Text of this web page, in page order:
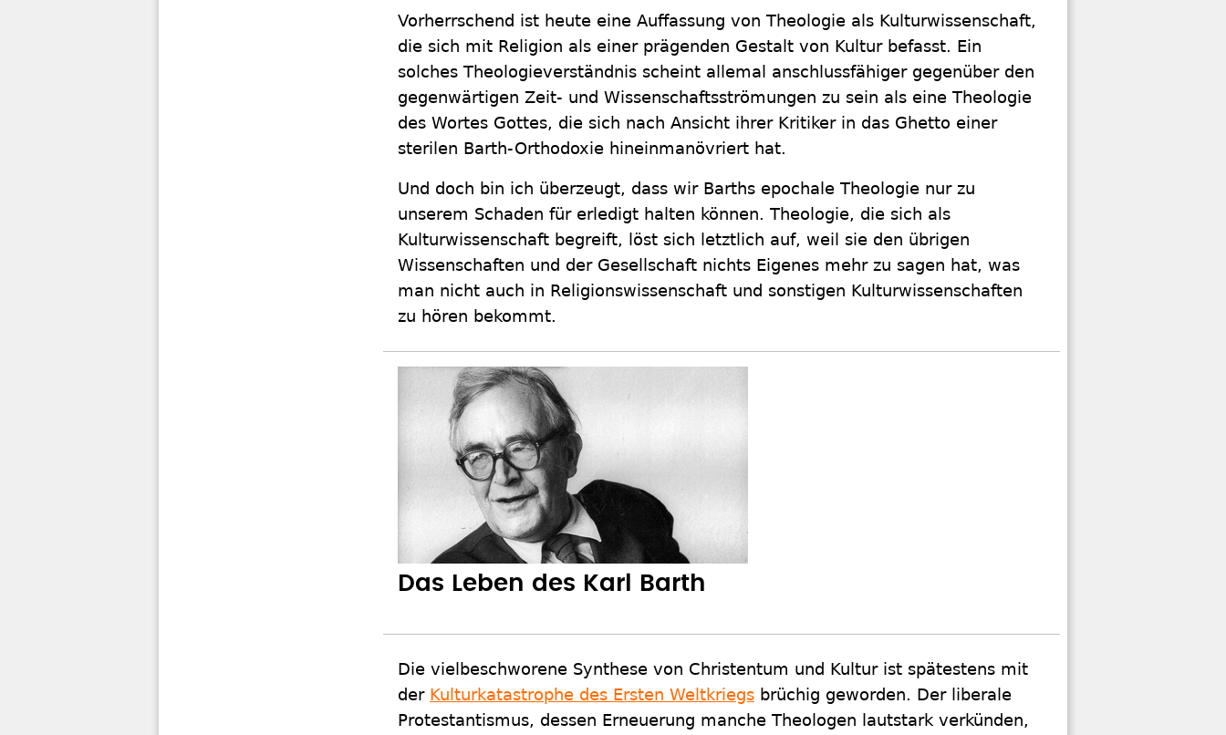
Vorherrschend ist heute eine Auffassung von Theologie als Kulturwissenschaft,
die sich mit Religion als einer prägenden Gestalt von Kultur befasst. Ein
solches Theologieverständnis scheint allemal anschlussfähiger gegenüber den
gegenwärtigen Zeit- und Wissenschaftsströmungen zu sein als eine Theologie
des Wortes Gottes, die sich nach Ansicht ihrer Kritiker in das Ghetto einer
sterilen Barth-Orthodoxie hineinmanövriert hat.
Und doch bin ich überzeugt, dass wir Barths epochale Theologie nur zu
unserem Schaden für erledigt halten können. Theologie, die sich als
Kulturwissenschaft begreift, löst sich letztlich auf, weil sie den übrigen
Wissenschaften und der Gesellschaft nichts Eigenes mehr zu sagen hat, was
man nicht auch in Religionswissenschaft und sonstigen Kulturwissenschaften
zu hören bekommt.
Das Leben des Karl Barth
Die vielbeschworene Synthese von Christentum und Kultur ist spätestens mit
der Kulturkatastrophe des Ersten Weltkriegs brüchig geworden. Der liberale
Protestantismus, dessen Erneuerung manche Theologen lautstark verkünden,